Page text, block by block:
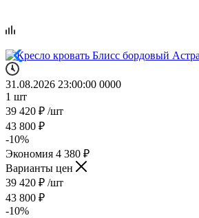
31.08.2026 23:00:00 0000
1 шт
39 420 ₽ /шт
43 800 ₽
-10%
Экономия 4 380 ₽
Варианты цен
39 420 ₽ /шт
43 800 ₽
-10%